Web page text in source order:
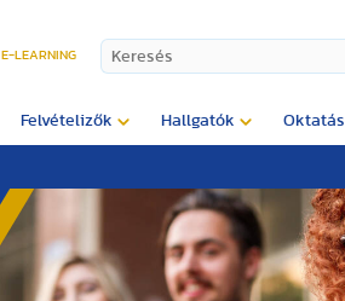
E-LEARNING
Felvételizők Hallgatók Oktatás